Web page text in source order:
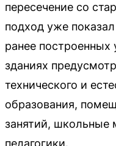
пересечение со
подход уже
ранее
зданиях
технического и
образования,
занятий, школьные
педагогики.